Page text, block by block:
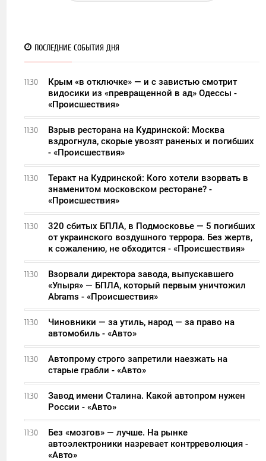
ПОСЛЕДНИЕ СОБЫТИЯ ДНЯ
11:30
Крым «в отключке» — и с завистью смотрит
видосики из «превращенной в ад» Одессы -
«Происшествия»
11:30
Взрыв ресторана на Кудринской: Москва
вздрогнула, скорые увозят раненых и погибших
- «Происшествия»
11:30
Теракт на Кудринской: Кого хотели взорвать в
знаменитом московском ресторане? -
«Происшествия»
11:30
320 сбитых БПЛА, в Подмосковье — 5 погибших
от украинского воздушного террора. Без жертв,
к сожалению, не обходится - «Происшествия»
11:30
Взорвали директора завода, выпускавшего
«Упыря» — БПЛА, который первым уничтожил
Abrams - «Происшествия»
11:30
Чиновники — за утиль, народ — за право на
автомобиль - «Авто»
11:30
Автопрому строго запретили наезжать на
старые грабли - «Авто»
11:30
Завод имени Сталина. Какой автопром нужен
России - «Авто»
11:30
Без «мозгов» — лучше. На рынке
автоэлектроники назревает контрреволюция -
«Авто»